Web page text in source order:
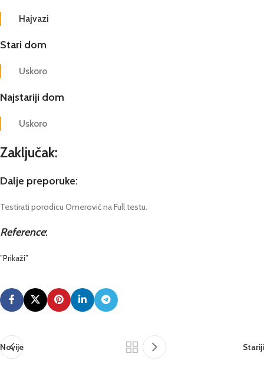
Hajvazi
Stari dom
Uskoro
Najstariji dom
Uskoro
Zaključak:
Dalje preporuke:
Testirati porodicu Omerović na Full testu.
Reference:
”Prikaži”
Novije Stariji